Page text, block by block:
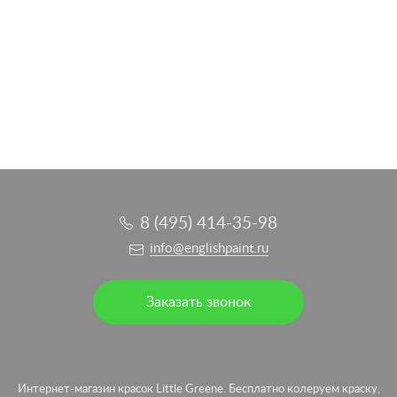
8 (495) 414-35-98
info@englishpaint.ru
Заказать звонок
Интернет-магазин красок Little Greene. Бесплатно колеруем краску,